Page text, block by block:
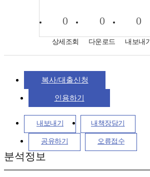
0
상세조회
0
다운로드
0
내보내기
복사/대출신청
인용하기
내보내기 내책장담기
공유하기 오류접수
분석정보